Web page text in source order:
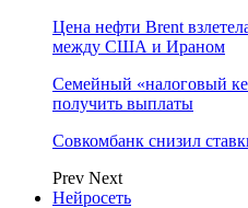
Цена нефти Brent
между США и Ираном
Семейный «налоговый
получить выплаты
Совкомбанк снизил
Prev Next
Нейросеть